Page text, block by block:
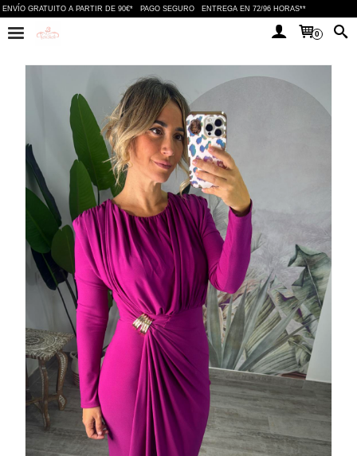
ENVÍO GRATUITO A PARTIR DE 90€* PAGO SEGURO ENTREGA EN 72/96 HORAS**
0